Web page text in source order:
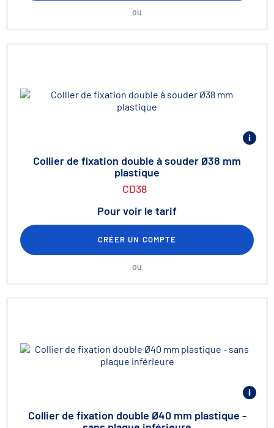
ou
Collier de fixation double à souder Ø38 mm
plastique
CD38
Pour voir le tarif
CRÉER UN COMPTE
ou
Collier de fixation double Ø40 mm plastique -